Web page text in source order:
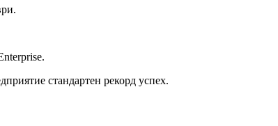
стандартен рекорд успех.